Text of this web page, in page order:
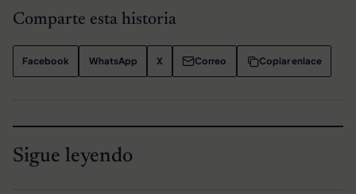
Comparte esta historia
Facebook WhatsApp X Correo Copiar enlace
Sigue leyendo